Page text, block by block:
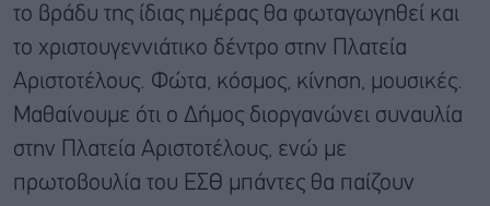
το βράδυ της ίδιας ημέρας θα φωταγωγηθεί και
το χριστουγεννιάτικο δέντρο στην Πλατεία
Αριστοτέλους. Φώτα, κόσμος, κίνηση, μουσικές.
Μαθαίνουμε ότι ο Δήμος διοργανώνει συναυλία
στην Πλατεία Αριστοτέλους, ενώ με
πρωτοβουλία του ΕΣΘ μπάντες θα παίζουν